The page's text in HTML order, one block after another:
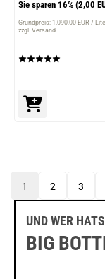
Sie sparen 16% (2,00
Grundpreis: 1.090,00 EUR /
zzgl. Versand
1 2 3
UND WER
BIG